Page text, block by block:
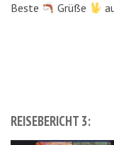
Beste Grüße
REISEBERICHT 3: